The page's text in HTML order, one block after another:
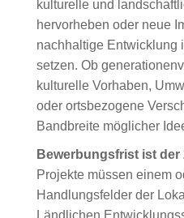
kulturelle und
hervorheben oder neue
nachhaltige Entwicklung
setzen. Ob
kulturelle Vorhaben,
oder ortsbezogene
Bandbreite möglicher
Bewerbungsfrist ist der
Projekte müssen einem
Handlungsfelder der